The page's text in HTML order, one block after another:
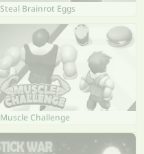
Steal Brainrot Eggs
Muscle Challenge